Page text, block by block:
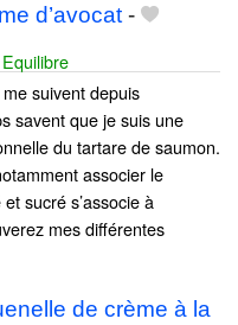
d’avocat -
suivent depuis
savent que je suis une
du tartare de saumon.
associer le
sucré s’associe à
mes différentes
de crème à la